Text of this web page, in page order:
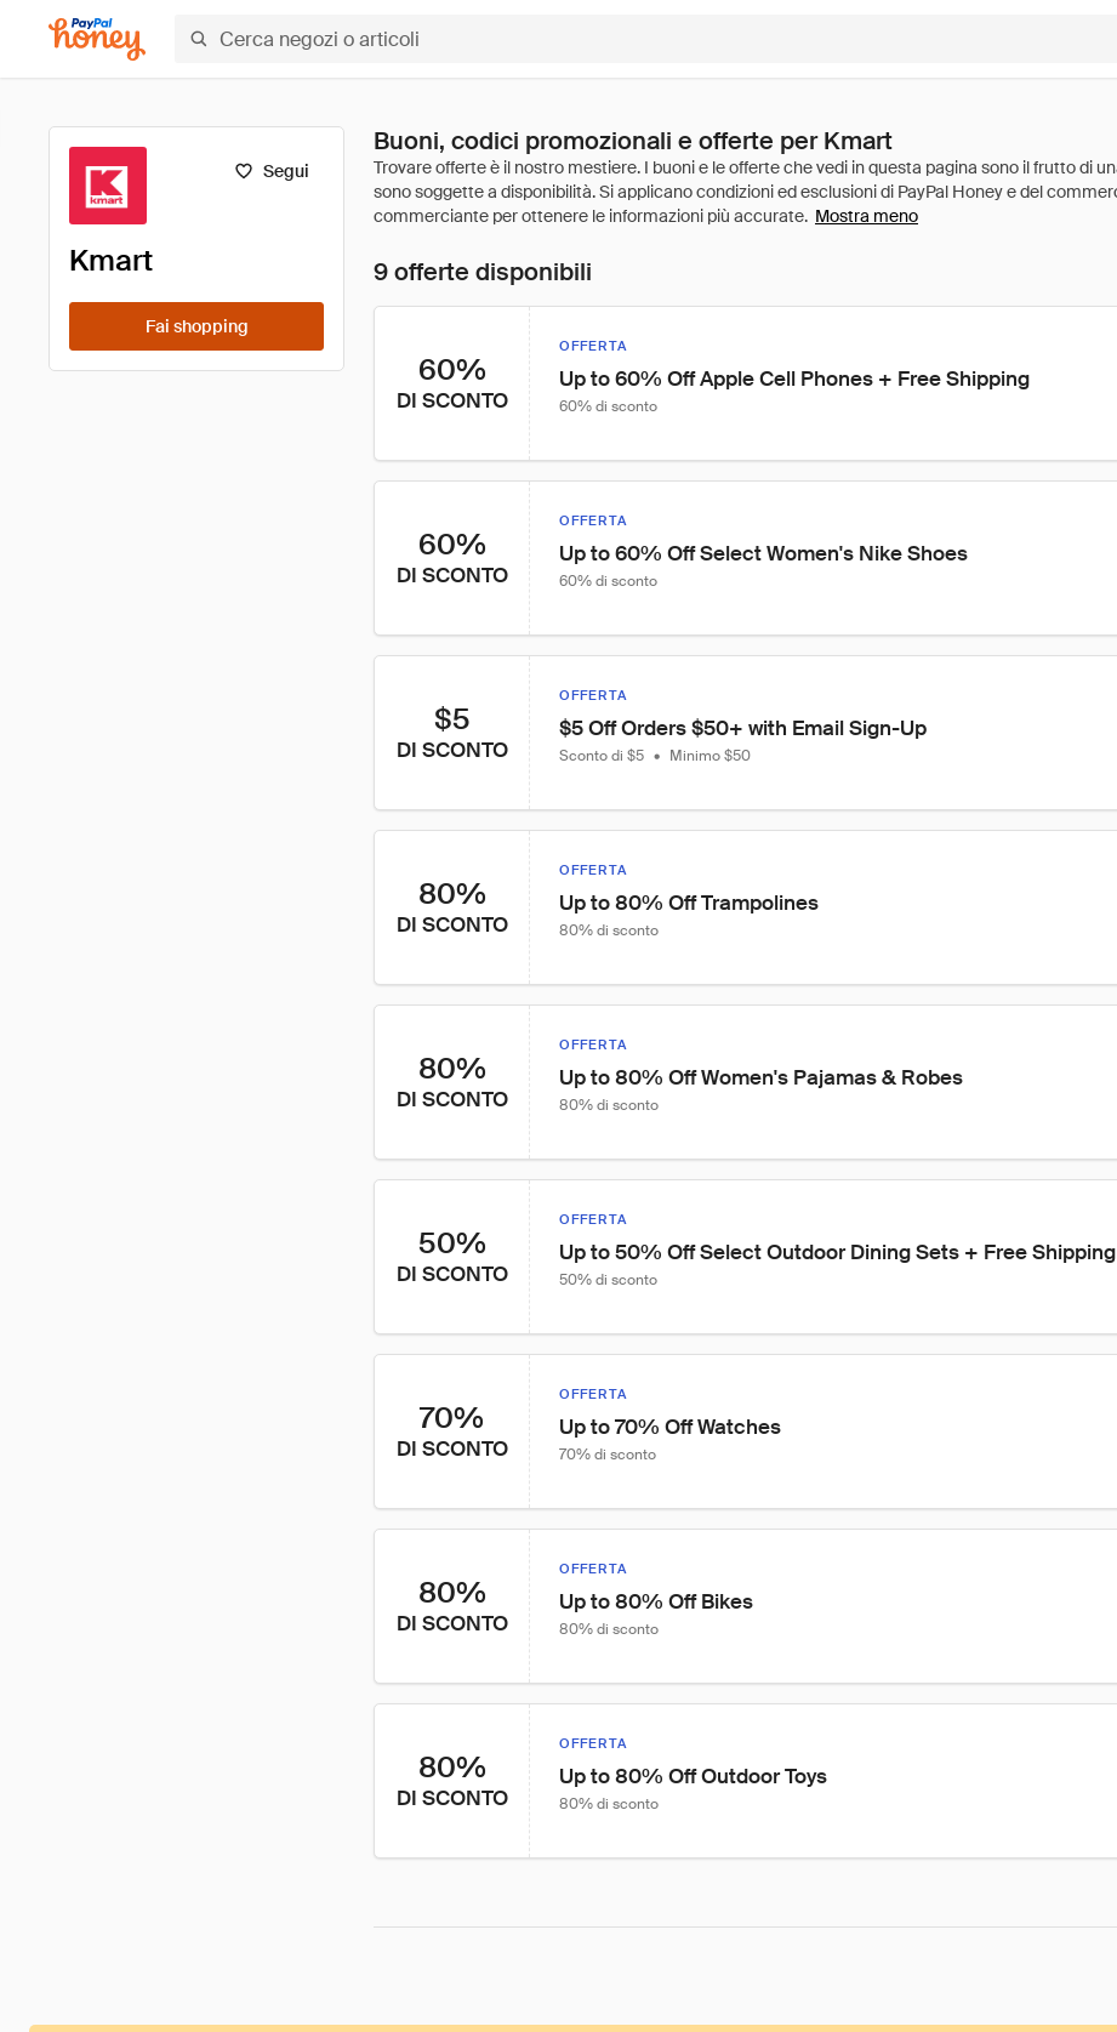
Segui
Kmart
Fai shopping
Buoni, codici promozionali e offerte per Kmart
Mostra meno
9 offerte disponibili
60%
DI SCONTO
OFFERTA
Up to 60% Off Apple Cell Phones + Free Shipping
60% di sconto
60%
DI SCONTO
OFFERTA
Up to 60% Off Select Women's Nike Shoes
60% di sconto
$5
DI SCONTO
OFFERTA
$5 Off Orders $50+ with Email Sign-Up
Sconto di $5 • Minimo $50
80%
DI SCONTO
OFFERTA
Up to 80% Off Trampolines
80% di sconto
80%
DI SCONTO
OFFERTA
Up to 80% Off Women's Pajamas & Robes
80% di sconto
50%
DI SCONTO
OFFERTA
Up to 50% Off Select Outdoor Dining Sets + Free Shipping
50% di sconto
70%
DI SCONTO
OFFERTA
Up to 70% Off Watches
70% di sconto
80%
DI SCONTO
OFFERTA
Up to 80% Off Bikes
80% di sconto
80%
DI SCONTO
OFFERTA
Up to 80% Off Outdoor Toys
80% di sconto